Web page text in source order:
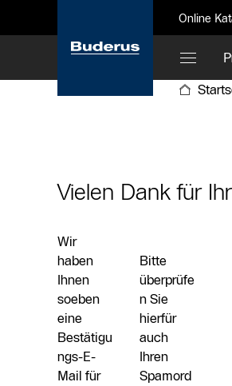
Online
Vielen Dank für
Wir
haben
Ihnen
soeben
eine
Bestätigu
ngs-E-
Mail für
Bitte
überprüfe
n Sie
hierfür
auch
Ihren
Spamord